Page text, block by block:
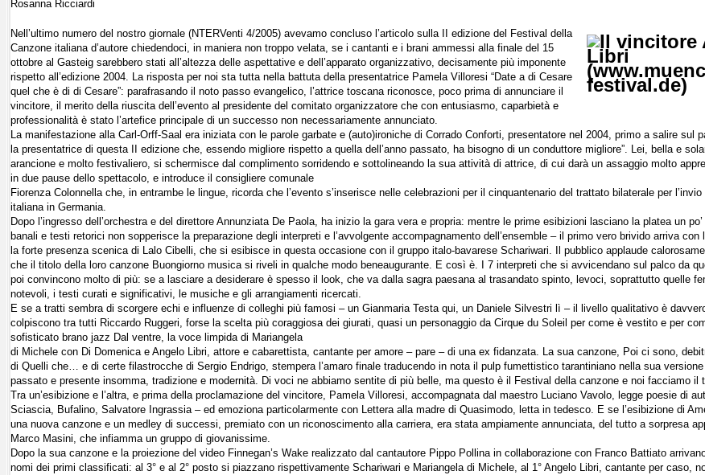
Rosanna Ricciardi
Nell’ultimo numero del nostro giornale (NTERVenti 4/2005) avevamo concluso l’articolo sulla II edizione del Festival della
Canzone italiana d’autore chiedendoci, in maniera non troppo velata, se i cantanti e i brani ammessi alla finale del 15
ottobre al Gasteig sarebbero stati all’altezza delle aspettative e dell’apparato organizzativo, decisamente più imponente
rispetto all’edizione 2004. La risposta per noi sta tutta nella battuta della presentatrice Pamela Villoresi “Date a di Cesare
quel che è di di Cesare”: parafrasando il noto passo evangelico, l’attrice toscana riconosce, poco prima di annunciare il
vincitore, il merito della riuscita dell’evento al presidente del comitato organizzatore che con entusiasmo, caparbietà e
professionalità è stato l’artefice principale di un successo non necessariamente annunciato.
La manifestazione alla Carl-Orff-Saal era iniziata con le parole garbate e (auto)ironiche di Corrado Conforti, presentatore nel 2004, primo a salire sul
la presentatrice di questa II edizione che, essendo migliore rispetto a quella dell’anno passato, ha bisogno di un conduttore migliore”. Lei, bella e
arancione e molto festivaliero, si schermisce dal complimento sorridendo e sottolineando la sua attività di attrice, di cui darà un assaggio molto
in due pause dello spettacolo, e introduce il consigliere comunale
Fiorenza Colonnella che, in entrambe le lingue, ricorda che l’evento s’inserisce nelle celebrazioni per il cinquantenario del trattato bilaterale per
italiana in Germania.
Dopo l’ingresso dell’orchestra e del direttore Annunziata De Paola, ha inizio la gara vera e propria: mentre le prime esibizioni lasciano la platea un
banali e testi retorici non sopperisce la preparazione degli interpreti e l’avvolgente accompagnamento dell’ensemble – il primo vero brivido arriva
la forte presenza scenica di Lalo Cibelli, che si esibisce in questa occasione con il gruppo italo-bavarese Schariwari. Il pubblico applaude
che il titolo della loro canzone Buongiorno musica si riveli in qualche modo beneaugurante. E così è. I 7 interpreti che si avvicendano sul palco da
poi convincono molto di più: se a lasciare a desiderare è spesso il look, che va dalla sagra paesana al trasandato spinto, levoci, soprattutto quelle
notevoli, i testi curati e significativi, le musiche e gli arrangiamenti ricercati.
E se a tratti sembra di scorgere echi e influenze di colleghi più famosi – un Gianmaria Testa qui, un Daniele Silvestri lì – il livello qualitativo è
colpiscono tra tutti Riccardo Ruggeri, forse la scelta più coraggiosa dei giurati, quasi un personaggio da Cirque du Soleil per come è vestito e per
sofisticato brano jazz Dal ventre, la voce limpida di Mariangela
di Michele con Di Domenica e Angelo Libri, attore e cabarettista, cantante per amore – pare – di una ex fidanzata. La sua canzone, Poi ci sono,
di Quelli che… e di certe filastrocche di Sergio Endrigo, stempera l’amaro finale traducendo in nota il pulp fumettistico tarantiniano nella sua
passato e presente insomma, tradizione e modernità. Di voci ne abbiamo sentite di più belle, ma questo è il Festival della canzone e noi facciamo il
Tra un’esibizione e l’altra, e prima della proclamazione del vincitore, Pamela Villoresi, accompagnata dal maestro Luciano Vavolo, legge poesie di
Sciascia, Bufalino, Salvatore Ingrassia – ed emoziona particolarmente con Lettera alla madre di Quasimodo, letta in tedesco. E se l’esibizione di
una nuova canzone e un medley di successi, premiato con un riconoscimento alla carriera, era stata ampiamente annunciata, del tutto a sorpresa
Marco Masini, che infiamma un gruppo di giovanissime.
Dopo la sua canzone e la proiezione del video Finnegan’s Wake realizzato dal cantautore Pippo Pollina in collaborazione con Franco Battiato
nomi dei primi classificati: al 3° e al 2° posto si piazzano rispettivamente Schariwari e Mariangela di Michele, al 1° Angelo Libri, cantante per caso,